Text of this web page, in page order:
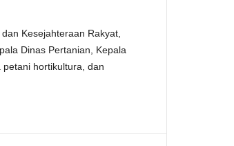
Kesejahteraan Rakyat,
Dinas Pertanian, Kepala
petani hortikultura, dan